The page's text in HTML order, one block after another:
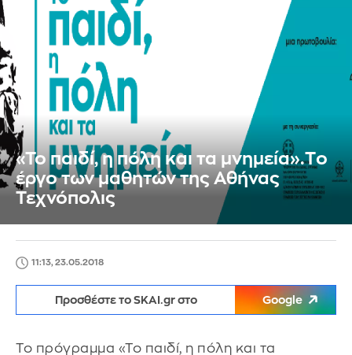
«To παιδί, η πόλη και τα μνημεία».Tο
έργο των μαθητών της Αθήνας
Τεχνόπολις
11:13, 23.05.2018
Προσθέστε το SKAI.gr στο Google
Το πρόγραμμα «Το παιδί, η πόλη και τα